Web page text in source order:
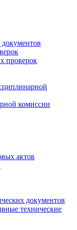
проверок
комиссии
актов
документов
технические